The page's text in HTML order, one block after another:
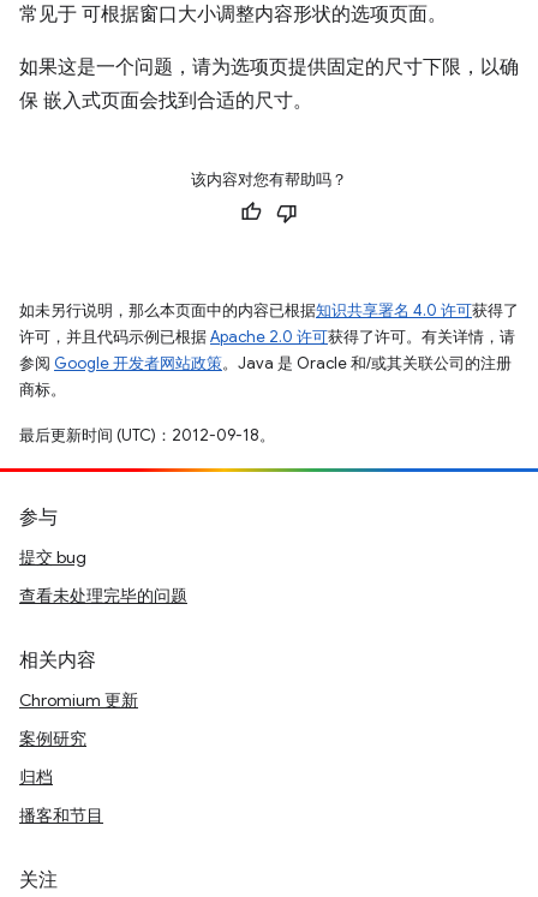
常见于 可根据窗口大小调整内容形状的选项页面。
如果这是一个问题，请为选项页提供固定的尺寸下限，以确
保 嵌入式页面会找到合适的尺寸。
该内容对您有帮助吗？
如未另行说明，那么本页面中的内容已根据知识共享署名 4.0 许可获得了
许可，并且代码示例已根据Apache 2.0 许可获得了许可。有关详情，请
参阅 Google 开发者网站政策。Java 是 Oracle 和/或其关联公司的注册
商标。
最后更新时间 (UTC)：2012-09-18。
参与
提交 bug
查看未处理完毕的问题
相关内容
Chromium 更新
案例研究
归档
播客和节目
关注